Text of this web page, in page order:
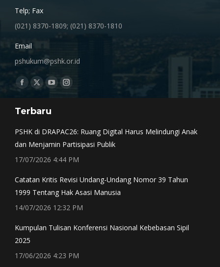
Telp; Fax
(021) 8370-1809; (021) 8370-1810
Email
pshukum@pshk.or.id
Find us on:
Facebook
opens
window
X
opens
window
YouTube
opens
Instagram
window
Terbaru
PSHK di DRAPAC26: Ruang Digital Harus Melindungi Anak
dan Menjamin Partisipasi Publik
17/07/2026 4:44 PM
Catatan Kritis Revisi Undang-Undang Nomor 39 Tahun
1999 Tentang Hak Asasi Manusia
14/07/2026 12:32 PM
Kumpulan Tulisan Konferensi Nasional Kebebasan Sipil
2025
17/06/2026 4:23 PM